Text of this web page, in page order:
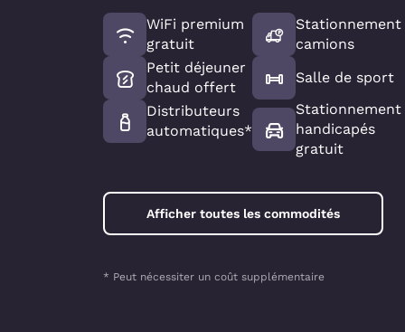
WiFi premium
gratuit
Petit déjeuner
chaud offert
Distributeurs
automatiques*
Stationnement
camions
Salle de sport
Stationnement
handicapés
gratuit
Afficher toutes les commodités
* Peut nécessiter un coût supplémentaire